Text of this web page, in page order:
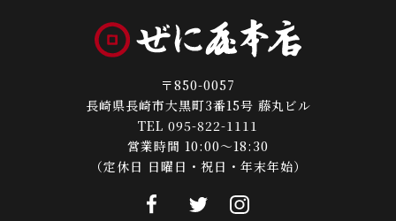
〒850-0057
長崎県長崎市大黒町3番15号 藤丸ビル
TEL 095-822-1111
営業時間 10:00～18:30
（定休日 日曜日・祝日・年末年始）